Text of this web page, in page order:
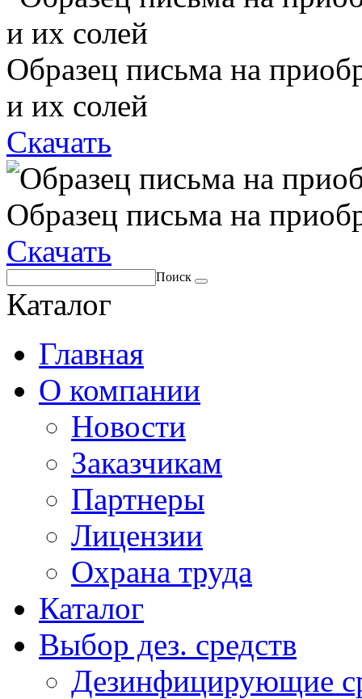
Образец письма на
и их солей
Скачать
Образец письма на
Скачать
Поиск
Каталог
Главная
О компании
Новости
Заказчикам
Партнеры
Лицензии
Охрана труда
Каталог
Выбор дез. средств
Дезинфицирующие